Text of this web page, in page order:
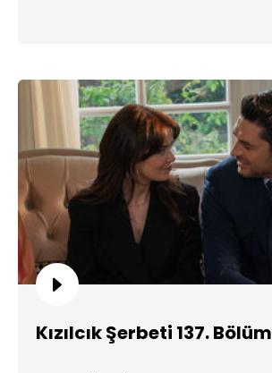
Kızılcık Şerbeti 137. Bölüm